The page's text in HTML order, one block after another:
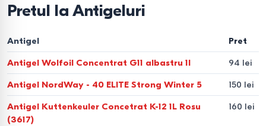
Pretul la Antigeluri
Antigel Pret
Antigel Wolfoil Concentrat G11 albastru 1l 94 lei
Antigel NordWay - 40 ELITE Strong Winter 5 150 lei
Antigel Kuttenkeuler Concetrat К-12 1L Rosu
(3617)
160 lei